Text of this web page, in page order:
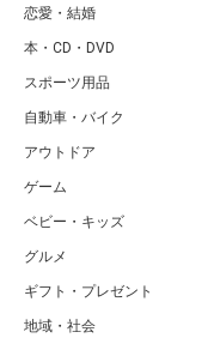
恋愛・結婚
本・CD・DVD
スポーツ用品
自動車・バイク
アウトドア
ゲーム
ベビー・キッズ
グルメ
ギフト・プレゼント
地域・社会